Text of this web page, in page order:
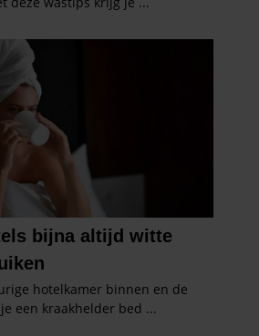
van onze site met onze
gegevens combineren met andere
heeft verstrekt of die ze hebben
uw gebruik van hun services. U
cookies als u onze website blijft